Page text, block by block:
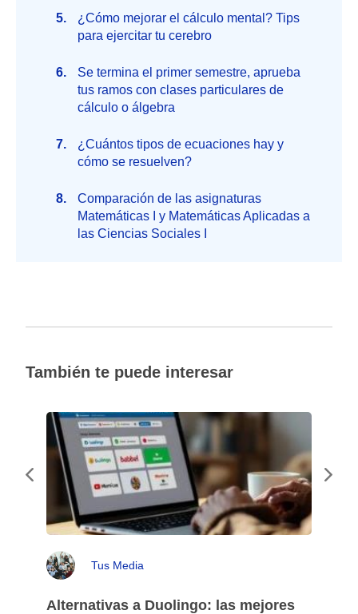
¿Cómo mejorar el cálculo mental? Tips
para ejercitar tu cerebro
Se termina el primer semestre, aprueba
tus ramos con clases particulares de
cálculo o álgebra
¿Cuántos tipos de ecuaciones hay y
cómo se resuelven?
Comparación de las asignaturas
Matemáticas I y Matemáticas Aplicadas a
las Ciencias Sociales I
También te puede interesar
Tus Media
Alternativas a Duolingo: las mejores